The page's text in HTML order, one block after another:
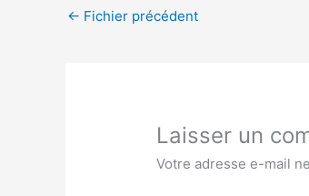
← Fichier précédent
Laisser un
Votre adresse e-mail